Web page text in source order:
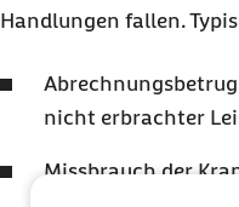
Handlungen fallen.
nicht erbrachter
Missbrauch der